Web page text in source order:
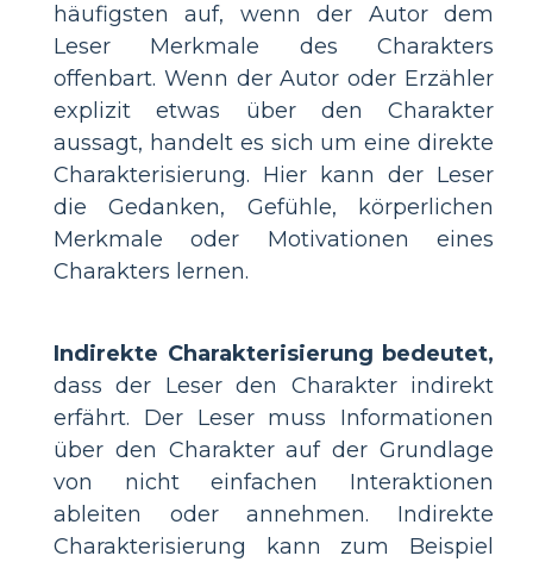
häufigsten auf, wenn der Autor dem
Leser Merkmale des Charakters
offenbart. Wenn der Autor oder Erzähler
explizit etwas über den Charakter
aussagt, handelt es sich um eine direkte
Charakterisierung. Hier kann der Leser
die Gedanken, Gefühle, körperlichen
Merkmale oder Motivationen eines
Charakters lernen.
Indirekte Charakterisierung bedeutet,
dass der Leser den Charakter indirekt
erfährt. Der Leser muss Informationen
über den Charakter auf der Grundlage
von nicht einfachen Interaktionen
ableiten oder annehmen. Indirekte
Charakterisierung kann zum Beispiel